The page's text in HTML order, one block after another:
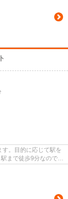
。目的に応じて駅を
まで徒歩9分なので、